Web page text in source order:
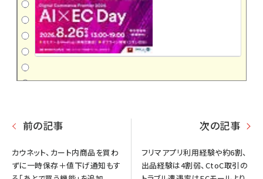
前の記事
カウネット、カート内商品を買わ
ずに一時保存＋値下げ通知もす
次の記事
フリマアプリ利用経験や約6割、
出品経験は4割弱、CtoC取引の